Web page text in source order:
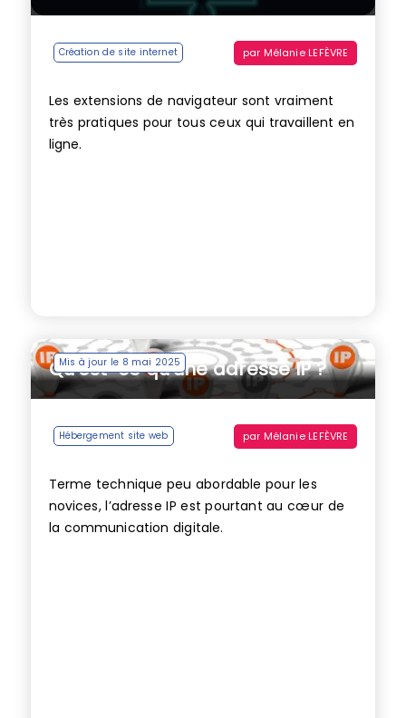
Création de site internet par Mélanie LEFÈVRE
Les extensions de navigateur sont vraiment
très pratiques pour tous ceux qui travaillent en
ligne.
Mis à jour le 8 mai 2025
Qu’est-ce qu’une adresse IP ?
Hébergement site web par Mélanie LEFÈVRE
Terme technique peu abordable pour les
novices, l’adresse IP est pourtant au cœur de
la communication digitale.